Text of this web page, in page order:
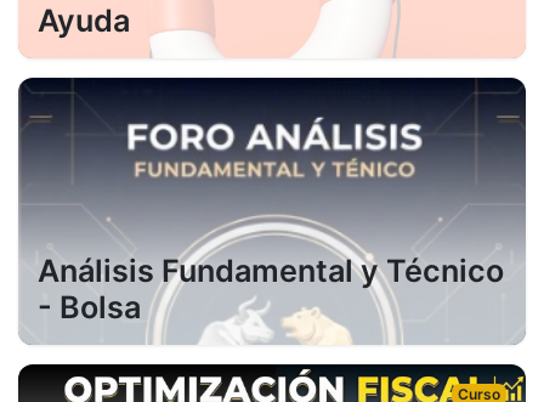
Ayuda
Análisis Fundamental y Técnico
- Bolsa
Curso